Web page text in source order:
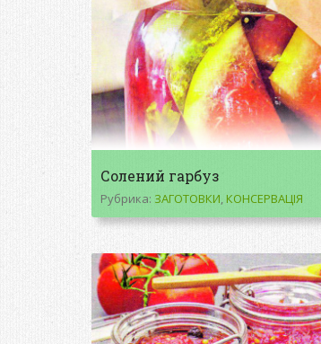
Солений гарбуз
Рубрика: ЗАГОТОВКИ,КОНСЕРВАЦІЯ